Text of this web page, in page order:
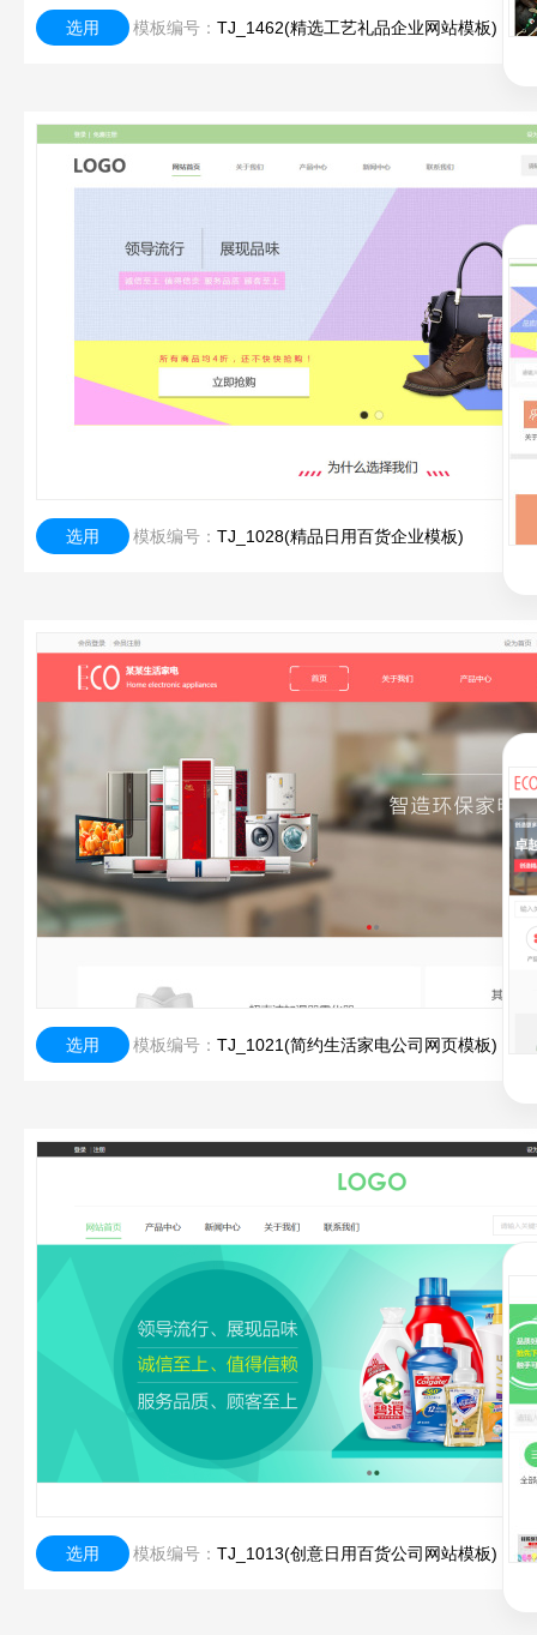
选用 模板编号： TJ_1462(精选工艺礼品企业网站模板)
选用 模板编号： TJ_1028(精品日用百货企业模板)
选用 模板编号： TJ_1021(简约生活家电公司网页模板)
选用 模板编号： TJ_1013(创意日用百货公司网站模板)